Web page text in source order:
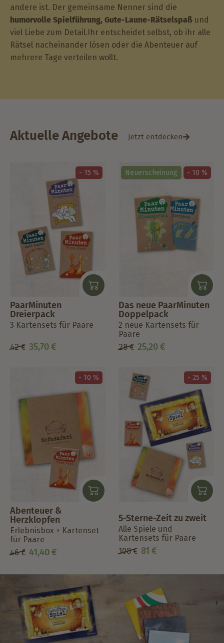
andere ist. Der gemeinsame Nenner sind die
humorvolle Spielführung, Gute-Laune-Rätselspaß und
viel Liebe zum Detail.Ihr entscheidet selbst, ob ihr alle
Rätsel nacheinander lösen oder die Abenteuer auf
mehrere Tage verteilen wollt.
Aktuelle Angebote Jetzt entdecken
- 15 %
PaarMinuten
Dreierpack
3 Kartensets für Paare
42€ 35,70€
Neuerscheinung - 10 %
Das neue PaarMinuten
Doppelpack
2 neue Kartensets für
Paare
28€ 25,20€
- 10 %
Abenteuer &
Herzklopfen
Erlebnisbox + Kartenset
für Paare
46€ 41,40€
- 25 %
5-Sterne-Zeit zu zweit
Alle Spiele und
Kartensets für Paare
108€ 81 €